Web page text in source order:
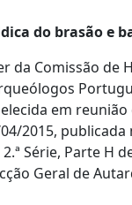
do brasão e
da Comissão de
em reunião
2015, publicada
Série, Parte H
Geral de